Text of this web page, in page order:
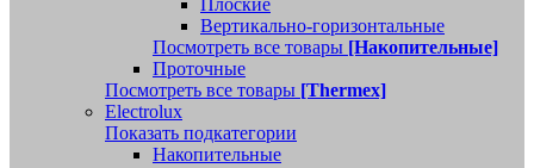
Плоские
Вертикально-горизонтальные
Посмотреть все товары [Накопительные]
Проточные
Посмотреть все товары [Thermex]
Electrolux
Показать подкатегории
Накопительные